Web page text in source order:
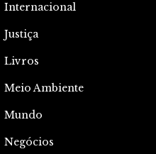
Internacional
Justiça
Livros
Meio Ambiente
Mundo
Negócios